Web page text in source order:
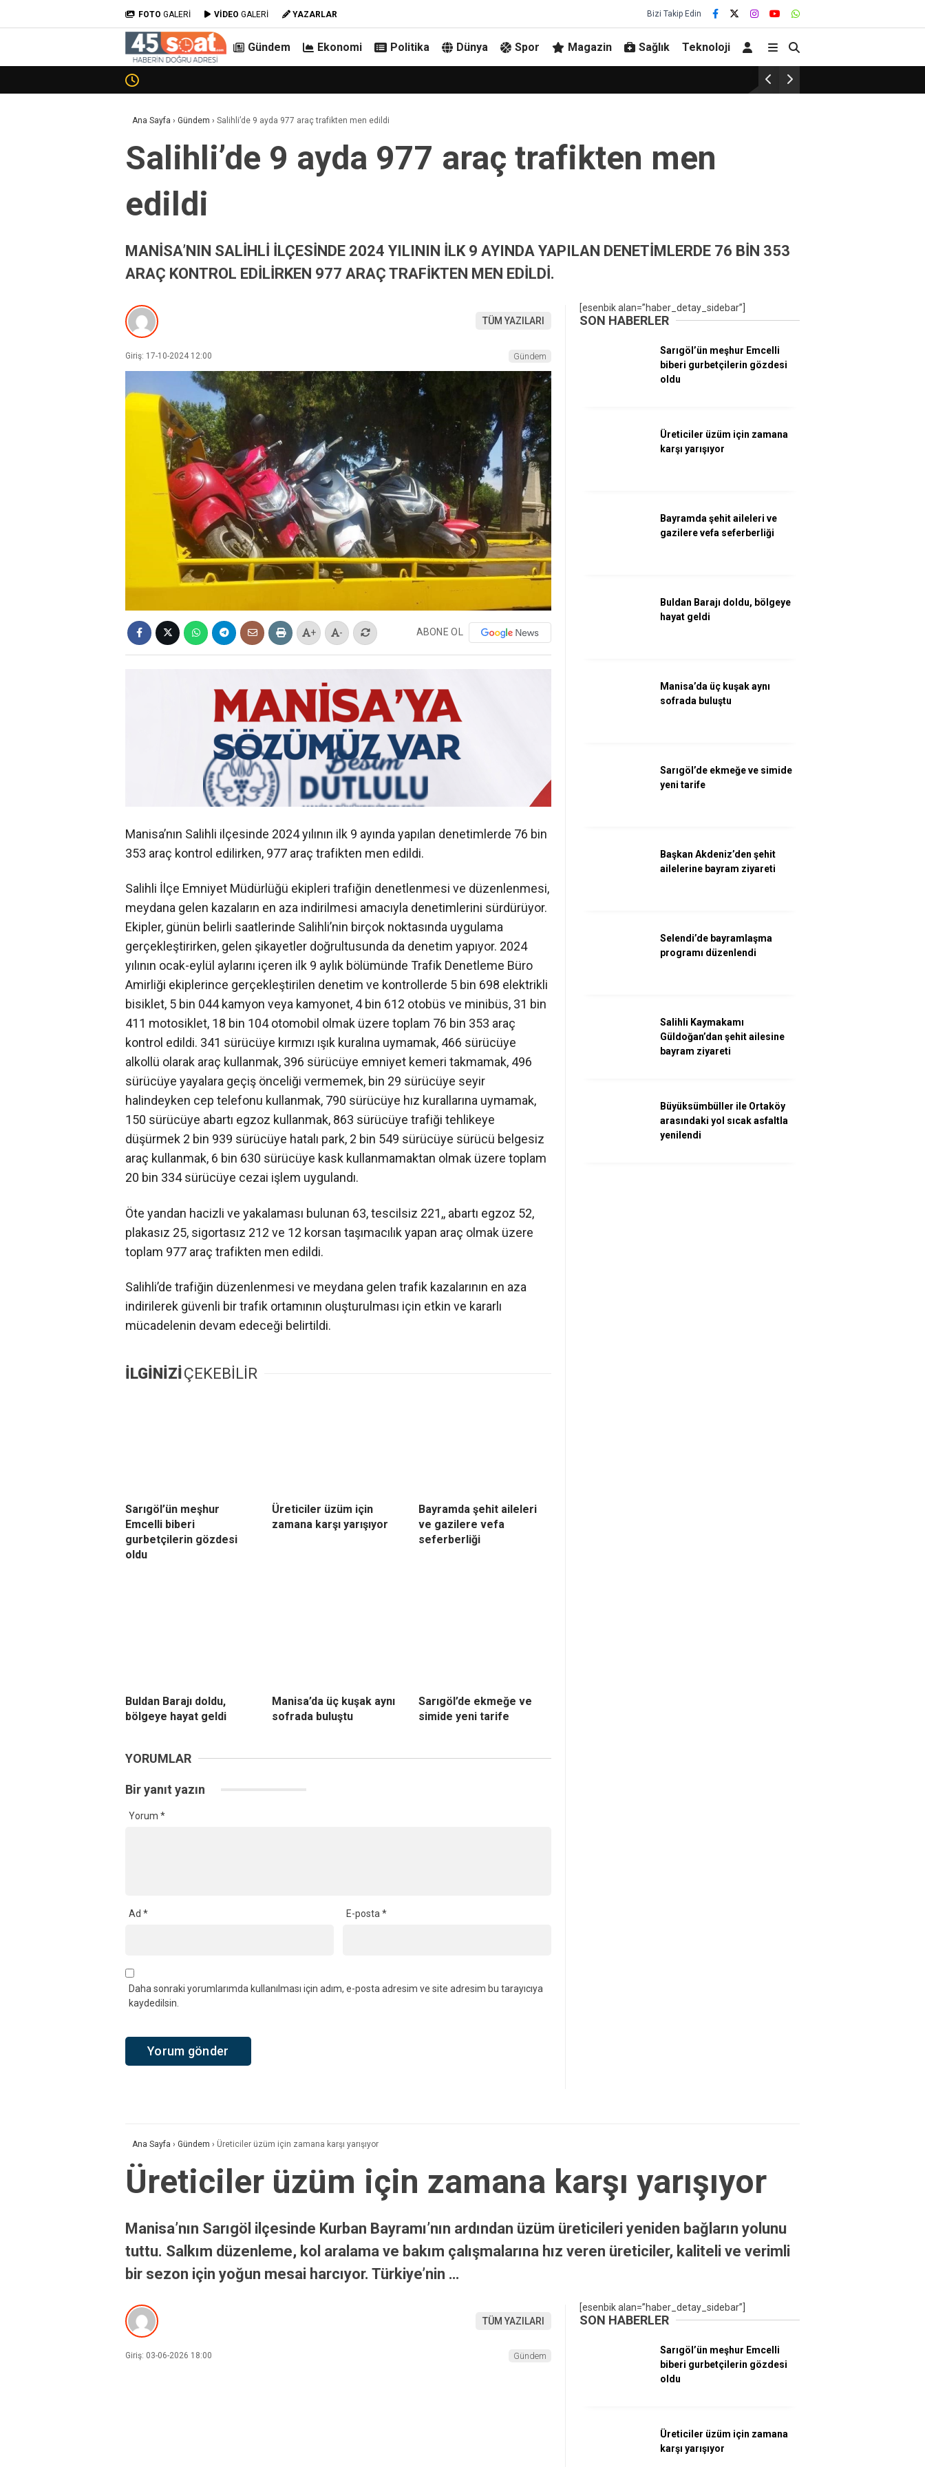
FOTO GALERİ VİDEO GALERİ YAZARLAR Bizi Takip Edin
Gündem Ekonomi Politika Dünya Spor Magazin Sağlık Teknoloji
Ana Sayfa › Gündem › Salihli’de 9 ayda 977 araç trafikten men edildi
Salihli’de 9 ayda 977 araç trafikten men
edildi
MANİSA’NIN SALİHLİ İLÇESİNDE 2024 YILININ İLK 9 AYINDA YAPILAN DENETİMLERDE 76 BİN 353
ARAÇ KONTROL EDİLİRKEN 977 ARAÇ TRAFİKTEN MEN EDİLDİ.
TÜM YAZILARI
Giriş: 17-10-2024 12:00 Gündem
+ - ABONE OL
Manisa’nın Salihli ilçesinde 2024 yılının ilk 9 ayında yapılan denetimlerde 76 bin
353 araç kontrol edilirken, 977 araç trafikten men edildi.
Salihli İlçe Emniyet Müdürlüğü ekipleri trafiğin denetlenmesi ve düzenlenmesi,
meydana gelen kazaların en aza indirilmesi amacıyla denetimlerini sürdürüyor.
Ekipler, günün belirli saatlerinde Salihli’nin birçok noktasında uygulama
gerçekleştirirken, gelen şikayetler doğrultusunda da denetim yapıyor. 2024
yılının ocak-eylül aylarını içeren ilk 9 aylık bölümünde Trafik Denetleme Büro
Amirliği ekiplerince gerçekleştirilen denetim ve kontrollerde 5 bin 698 elektrikli
bisiklet, 5 bin 044 kamyon veya kamyonet, 4 bin 612 otobüs ve minibüs, 31 bin
411 motosiklet, 18 bin 104 otomobil olmak üzere toplam 76 bin 353 araç
kontrol edildi. 341 sürücüye kırmızı ışık kuralına uymamak, 466 sürücüye
alkollü olarak araç kullanmak, 396 sürücüye emniyet kemeri takmamak, 496
sürücüye yayalara geçiş önceliği vermemek, bin 29 sürücüye seyir
halindeyken cep telefonu kullanmak, 790 sürücüye hız kurallarına uymamak,
150 sürücüye abartı egzoz kullanmak, 863 sürücüye trafiği tehlikeye
düşürmek 2 bin 939 sürücüye hatalı park, 2 bin 549 sürücüye sürücü belgesiz
araç kullanmak, 6 bin 630 sürücüye kask kullanmamaktan olmak üzere toplam
20 bin 334 sürücüye cezai işlem uygulandı.
Öte yandan hacizli ve yakalaması bulunan 63, tescilsiz 221,, abartı egzoz 52,
plakasız 25, sigortasız 212 ve 12 korsan taşımacılık yapan araç olmak üzere
toplam 977 araç trafikten men edildi.
Salihli’de trafiğin düzenlenmesi ve meydana gelen trafik kazalarının en aza
indirilerek güvenli bir trafik ortamının oluşturulması için etkin ve kararlı
mücadelenin devam edeceği belirtildi.
İLGİNİZİÇEKEBİLİR
Sarıgöl’ün meşhur
Emcelli biberi
gurbetçilerin gözdesi
oldu
Üreticiler üzüm için
zamana karşı yarışıyor
Bayramda şehit aileleri
ve gazilere vefa
seferberliği
Buldan Barajı doldu,
bölgeye hayat geldi
Manisa’da üç kuşak aynı
sofrada buluştu
Sarıgöl’de ekmeğe ve
simide yeni tarife
YORUMLAR
Bir yanıt yazın
Yorum *
Ad * E-posta*
Daha sonraki yorumlarımda kullanılması için adım, e-posta adresim ve site adresim bu tarayıcıya
kaydedilsin.
[esenbik alan=”haber_detay_sidebar”]
SON HABERLER
Sarıgöl’ün meşhur Emcelli
biberi gurbetçilerin gözdesi
oldu
Üreticiler üzüm için zamana
karşı yarışıyor
Bayramda şehit aileleri ve
gazilere vefa seferberliği
Buldan Barajı doldu, bölgeye
hayat geldi
Manisa’da üç kuşak aynı
sofrada buluştu
Sarıgöl’de ekmeğe ve simide
yeni tarife
Başkan Akdeniz’den şehit
ailelerine bayram ziyareti
Selendi’de bayramlaşma
programı düzenlendi
Salihli Kaymakamı
Güldoğan’dan şehit ailesine
bayram ziyareti
Büyüksümbüller ile Ortaköy
arasındaki yol sıcak asfaltla
yenilendi
Ana Sayfa › Gündem › Üreticiler üzüm için zamana karşı yarışıyor
Üreticiler üzüm için zamana karşı yarışıyor
Manisa’nın Sarıgöl ilçesinde Kurban Bayramı’nın ardından üzüm üreticileri yeniden bağların yolunu
tuttu. Salkım düzenleme, kol aralama ve bakım çalışmalarına hız veren üreticiler, kaliteli ve verimli
bir sezon için yoğun mesai harcıyor. Türkiye’nin …
TÜM YAZILARI
Giriş: 03-06-2026 18:00 Gündem
[esenbik alan=”haber_detay_sidebar”]
SON HABERLER
Sarıgöl’ün meşhur Emcelli
biberi gurbetçilerin gözdesi
oldu
Üreticiler üzüm için zamana
karşı yarışıyor